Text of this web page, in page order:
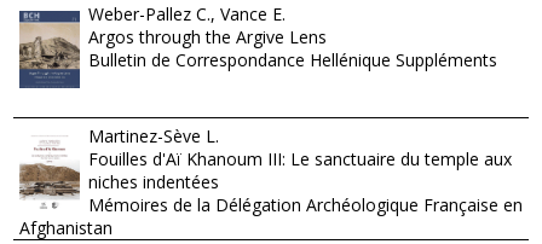
Weber-Pallez C., Vance E.
Argos through the Argive Lens
Bulletin de Correspondance Hellénique Suppléments
Martinez-Sève L.
Fouilles d'Aï Khanoum III: Le sanctuaire du temple aux
niches indentées
Mémoires de la Délégation Archéologique Française en
Afghanistan